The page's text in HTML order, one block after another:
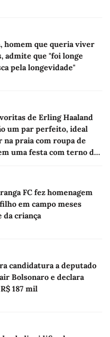
homem que queria viver
admite que "foi longe
pela longevidade"
de Erling Haaland
um par perfeito, ideal
na praia com roupa de
uma festa com terno de
FC fez homenagem
em campo meses
da criança
candidatura a deputado
Bolsonaro e declara
187 mil